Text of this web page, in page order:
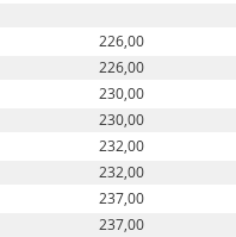
226,00
226,00
230,00
230,00
232,00
232,00
237,00
237,00